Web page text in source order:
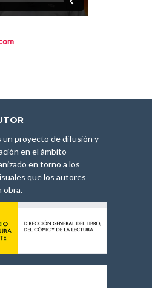
un proyecto de difusión y
en el ámbito
en torno a los
que los autores
obra.